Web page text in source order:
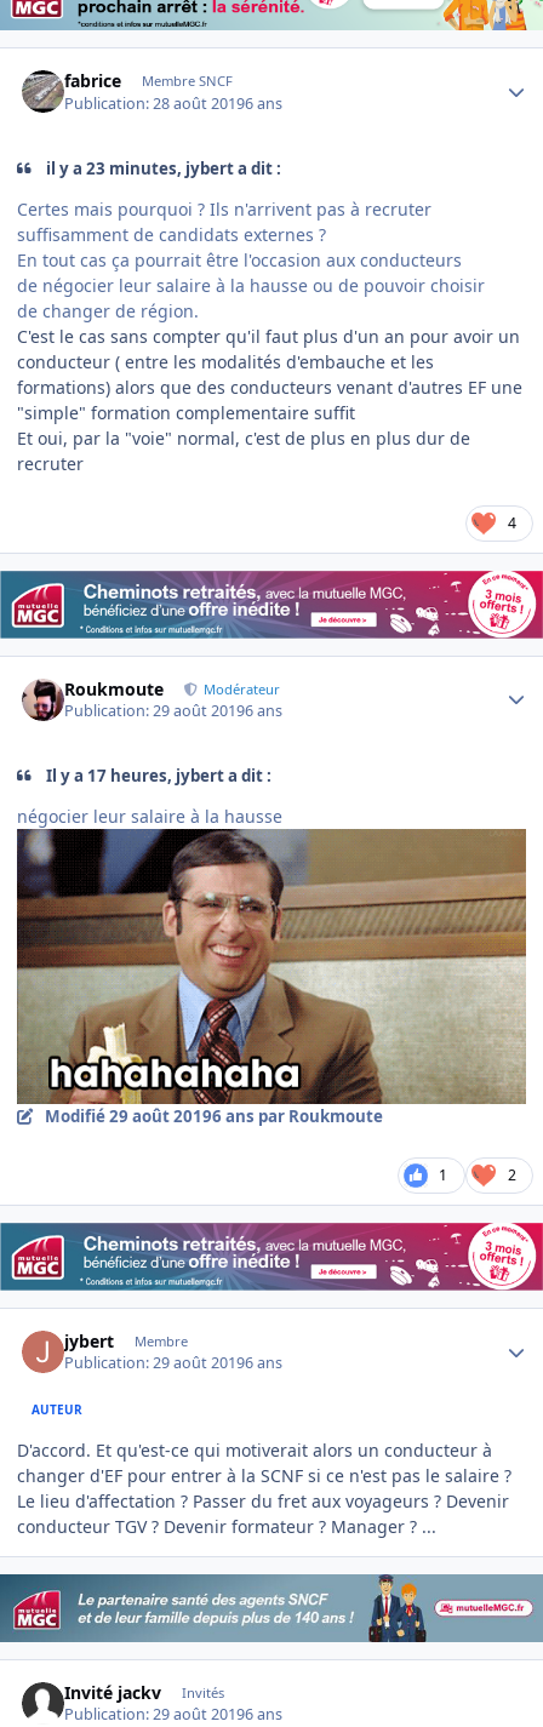
fabrice Membre SNCF
Publication:28 août 20196 ans
il y a 23 minutes, jybert a dit :
Certes mais pourquoi ? Ils n'arrivent pas à recruter
suffisamment de candidats externes ?
En tout cas ça pourrait être l'occasion aux conducteurs
de négocier leur salaire à la hausse ou de pouvoir choisir
de changer de région.
C'est le cas sans compter qu'il faut plus d'un an pour avoir un
conducteur ( entre les modalités d'embauche et les
formations) alors que des conducteurs venant d'autres EF une
"simple" formation complementaire suffit
Et oui, par la "voie" normal, c'est de plus en plus dur de
recruter
4
Roukmoute Modérateur
Publication:29 août 20196 ans
Il y a 17 heures, jybert a dit :
négocier leur salaire à la hausse
Modifié29 août 20196 ans par Roukmoute
1 2
jybert Membre
Publication:29 août 20196 ans
AUTEUR
D'accord. Et qu'est-ce qui motiverait alors un conducteur à
changer d'EF pour entrer à la SCNF si ce n'est pas le salaire ?
Le lieu d'affectation ? Passer du fret aux voyageurs ? Devenir
conducteur TGV ? Devenir formateur ? Manager ? ...
Invité jackv Invités
Publication:29 août 20196 ans